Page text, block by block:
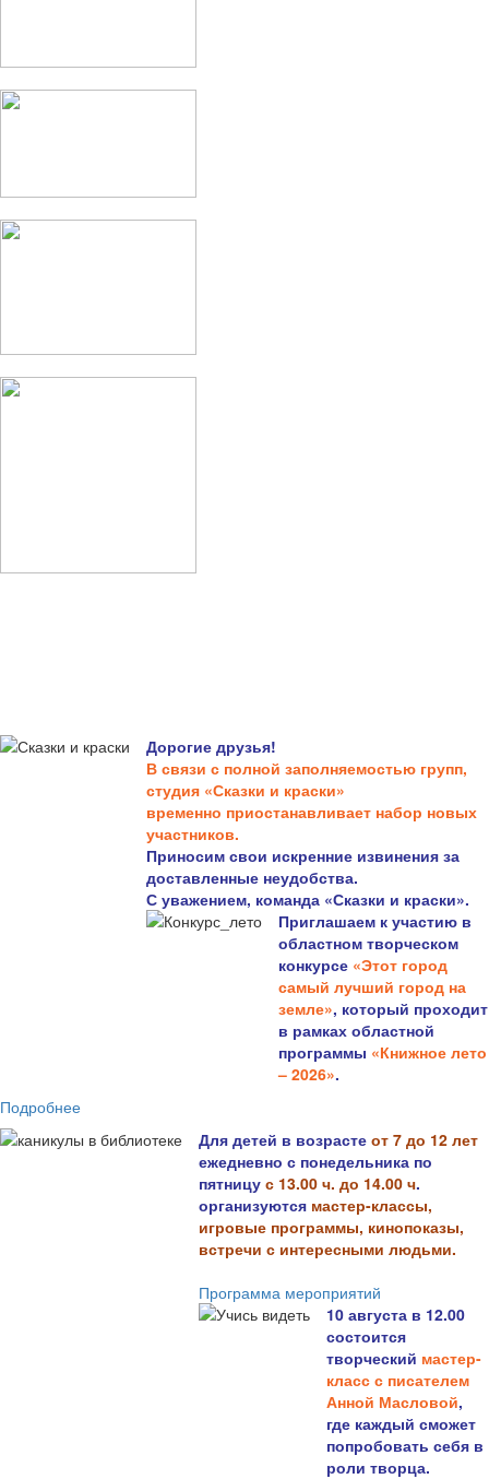
Дорогие друзья!
В связи с полной заполняемостью групп,
студия «Сказки и краски»
временно приостанавливает набор новых
участников.
Приносим свои искренние извинения за
доставленные неудобства.
С уважением, команда «Сказки и краски».
Приглашаем к участию в
областном творческом
конкурсе «Этот город
самый лучший город на
земле», который проходит
в рамках областной
программы «Книжное лето
– 2026».
Подробнее
Для детей в возрасте от 7 до 12 лет
ежедневно с понедельника по
пятницу с 13.00 ч. до 14.00 ч.
организуются мастер-классы,
игровые программы, кинопоказы,
встречи с интересными людьми.
Программа мероприятий
10 августа в 12.00
состоится
творческий мастер-
класс с писателем
Анной Масловой,
где каждый сможет
попробовать себя в
роли творца.